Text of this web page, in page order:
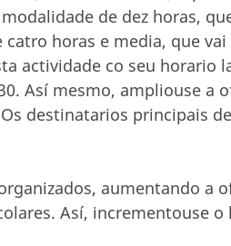
de dez horas,
horas e media, que vai
actividade co seu horario
Así mesmo, ampliouse a
destinatarios principais
aumentando a
Así, incrementouse o